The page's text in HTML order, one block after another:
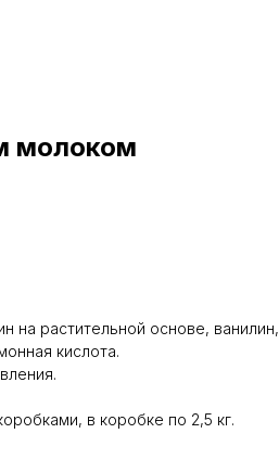
молоком
на растительной основе, ванилин,
кислота.
в коробке по 2,5 кг.